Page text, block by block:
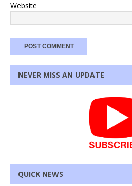
Website
NEVER MISS AN UPDATE
QUICK NEWS